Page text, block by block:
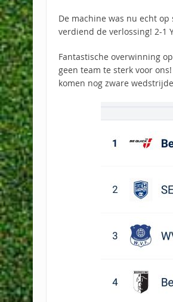
De machine was nu echt
verdiend de verlossing! 2-1
Fantastische overwinning
geen team te sterk voor
komen nog zware